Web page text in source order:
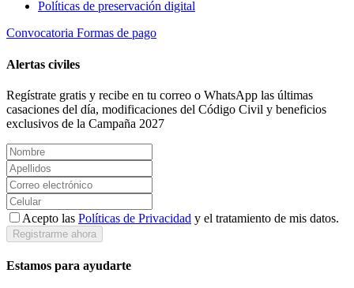
Políticas de preservación digital
Convocatoria Formas de pago
Alertas civiles
Regístrate gratis y recibe en tu correo o WhatsApp las últimas
casaciones del día, modificaciones del Código Civil y beneficios
exclusivos de la Campaña 2027
Acepto las Políticas de Privacidad y el tratamiento de mis datos.
Registrarme ahora
Estamos para ayudarte